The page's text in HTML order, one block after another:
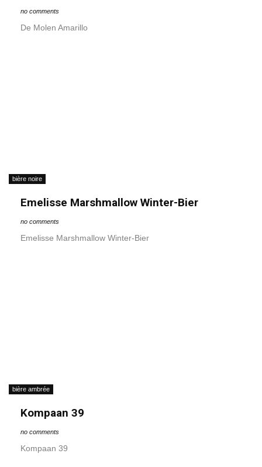
no comments
De Molen Amarillo
bière noire
Emelisse Marshmallow Winter-Bier
no comments
Emelisse Marshmallow Winter-Bier
bière ambrée
Kompaan 39
no comments
Kompaan 39